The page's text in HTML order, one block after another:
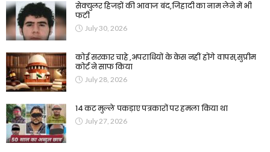
सेक्युलर हिजड़ों की आवाज बंद,जिहादी का नाम लेने में भी
फटी
July 30, 2026
कोई सरकार चाहे ,अपराधियों के केस नहीं होंगे वापस,सुप्रीम
कोर्ट ने साफ किया
July 28, 2026
14 कट मुल्ले पकड़ाए पत्रकारों पर हमला किया था
July 27, 2026